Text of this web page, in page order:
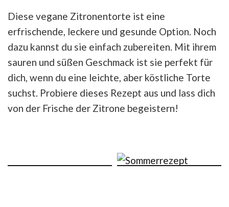
Diese vegane Zitronentorte ist eine
erfrischende, leckere und gesunde Option. Noch
dazu kannst du sie einfach zubereiten. Mit ihrem
sauren und süßen Geschmack ist sie perfekt für
dich, wenn du eine leichte, aber köstliche Torte
suchst. Probiere dieses Rezept aus und lass dich
von der Frische der Zitrone begeistern!